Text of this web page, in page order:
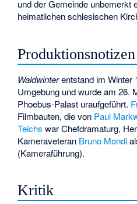
und der Gemeinde unbemerkt
heimatlichen schlesischen
Produktionsnotizen
Waldwinterentstand im Winter
Umgebung und wurde am 26.
Phoebus-Palast uraufgeführt.
Filmbauten, die von Paul
Teichs war Chefdramaturg,
Kameraveteran Bruno Mondi
(Kameraführung).
Kritik